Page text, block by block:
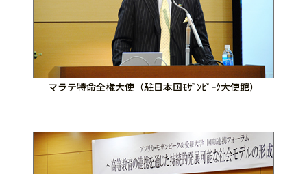
マラテ特命全権大使（駐日本国ﾓｻﾞﾝﾋﾞｰｸ大使館）